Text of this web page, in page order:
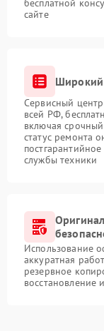
бесплатной
сайте
Широкий
Сервисный центр
всей РФ,
включая
статус ремонта
службы техники
Использование
аккуратная
резервное